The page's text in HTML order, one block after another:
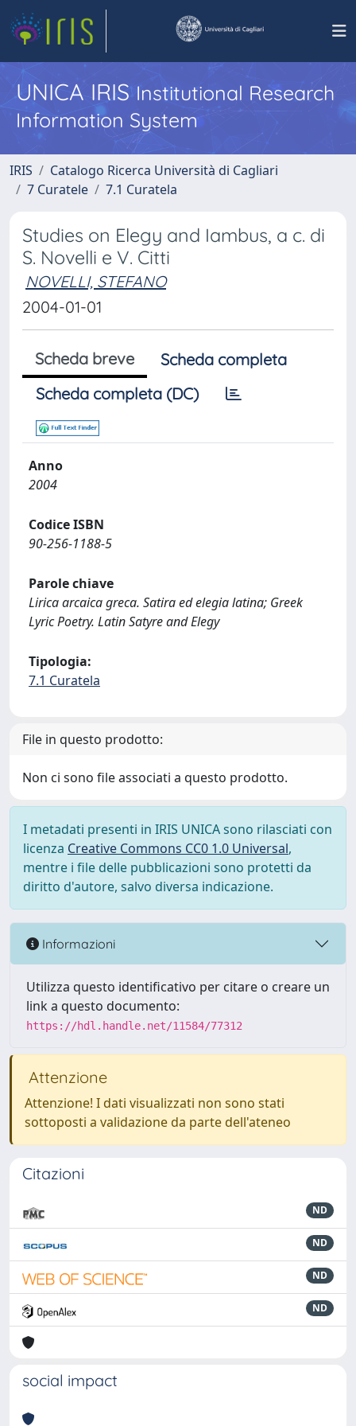
UNICA IRISInstitutional Research
Information System
IRIS
Catalogo Ricerca Università di Cagliari
7 Curatele
7.1 Curatela
Studies on Elegy and Iambus, a c. di
S. Novelli e V. Citti
NOVELLI, STEFANO
2004-01-01
Scheda breve
Scheda completa
Scheda completa (DC)
Anno
2004
Codice ISBN
90-256-1188-5
Parole chiave
Lirica arcaica greca. Satira ed elegia latina; Greek
Lyric Poetry. Latin Satyre and Elegy
Tipologia:
7.1 Curatela
File in questo prodotto:
Non ci sono file associati a questo prodotto.
I metadati presenti in IRIS UNICA sono rilasciati con
licenza Creative Commons CC0 1.0 Universal,
mentre i file delle pubblicazioni sono protetti da
diritto d'autore, salvo diversa indicazione.
Informazioni
Utilizza questo identificativo per citare o creare un
link a questo documento:
https://hdl.handle.net/11584/77312
Attenzione
Attenzione! I dati visualizzati non sono stati
sottoposti a validazione da parte dell'ateneo
Citazioni
ND
ND
ND
ND
social impact